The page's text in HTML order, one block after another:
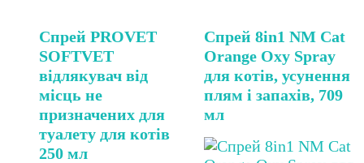
Спрей PROVET
SOFTVET
відлякувач від
місць не
призначених для
туалету для котів
250 мл
Спрей 8in1 NM Cat
Orange Oxy Spray
для котів, усунення
плям і запахів, 709
мл